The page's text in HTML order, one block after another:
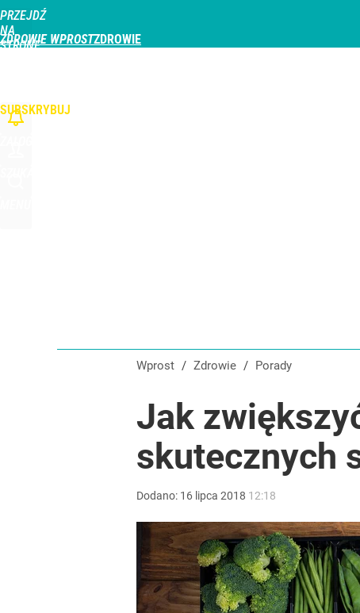
PRZEJDŹ
NA
STRONĘ
ZDROWIE WPROST
SUBSKRYBUJ
Wprost / Zdrowie / Porady
Jak
skutecznych
Dodano: 16 lipca 2018 12:18